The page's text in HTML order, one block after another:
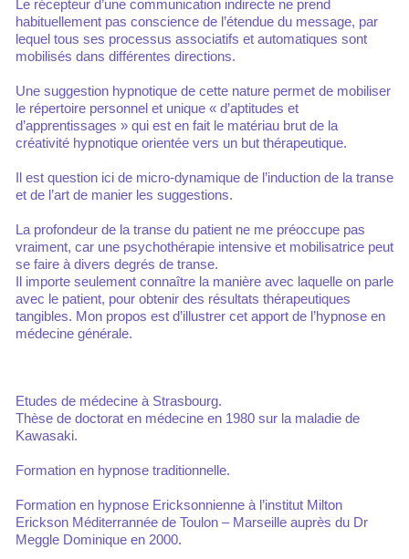
Le récepteur d’une communication indirecte ne prend
habituellement pas conscience de l’étendue du message, par
lequel tous ses processus associatifs et automatiques sont
mobilisés dans différentes directions.
Une suggestion hypnotique de cette nature permet de mobiliser
le répertoire personnel et unique « d’aptitudes et
d’apprentissages » qui est en fait le matériau brut de la
créativité hypnotique orientée vers un but thérapeutique.
Il est question ici de micro-dynamique de l’induction de la transe
et de l’art de manier les suggestions.
La profondeur de la transe du patient ne me préoccupe pas
vraiment, car une psychothérapie intensive et mobilisatrice peut
se faire à divers degrés de transe.
Il importe seulement connaître la manière avec laquelle on parle
avec le patient, pour obtenir des résultats thérapeutiques
tangibles. Mon propos est d’illustrer cet apport de l’hypnose en
médecine générale.
Etudes de médecine à Strasbourg.
Thèse de doctorat en médecine en 1980 sur la maladie de
Kawasaki.
Formation en hypnose traditionnelle.
Formation en hypnose Ericksonnienne à l’institut Milton
Erickson Méditerrannée de Toulon – Marseille auprès du Dr
Meggle Dominique en 2000.